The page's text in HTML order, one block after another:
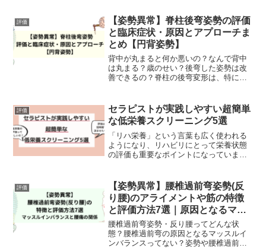
患者さんがいます。この記事では、退院
後に生じるADL低下...
評価
【姿勢異常】脊柱後弯姿勢の評価
と臨床症状・原因とアプローチま
とめ【円背姿勢】
背中が丸まると何か悪いの？なんで背中
は丸まる？歳のせい？後弯した姿勢は改
善できるの？脊柱の後弯変形は、特に高
徴の一つとして頻繁に見かけます。後弯
姿勢は、バランス能力の低下...
評価
セラピストが実践しやすい超簡単
な低栄養スクリーニング5選
「リハ栄養」という言葉も広く使われる
ようになり、リハビリにとって栄養状態
の評価も重要なポイントになっています
ておく必要があります。しかし、栄養は
どうやって評価したらよい...
評価
【姿勢異常】腰椎過前弯姿勢(反
り腰)のアライメントや筋の特徴
と評価方法7選｜原因となるマッ
スルインバランスと腰痛との関係
腰椎過前弯姿勢・反り腰ってどんな状
態？腰椎過前弯の原因となるマッスルイ
ンバランスってない？姿勢や腰椎過前弯